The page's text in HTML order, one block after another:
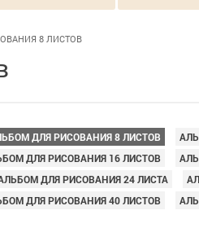
8 ЛИСТОВ
ДЛЯ РИСОВАНИЯ 8 ЛИСТОВ
ДЛЯ РИСОВАНИЯ 16 ЛИСТОВ
ДЛЯ РИСОВАНИЯ 24 ЛИСТА
ДЛЯ РИСОВАНИЯ 40 ЛИСТОВ